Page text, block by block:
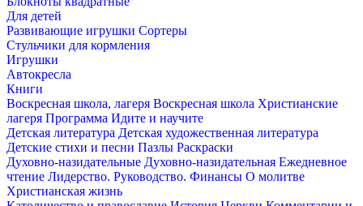
Для детей
Развивающие игрушки Сортеры
Стульчики для кормления
Игрушки
Автокресла
Книги
Воскресная школа, лагеря Воскресная школа Христианские
лагеря Программа Идите и научите
Детская литература Детская художественная литература
Детские стихи и песни Пазлы Раскраски
Духовно-назидательные Духовно-назидательная Ежедневное
чтение Лидерство. Руководство. Финансы О молитве
Христианская жизнь